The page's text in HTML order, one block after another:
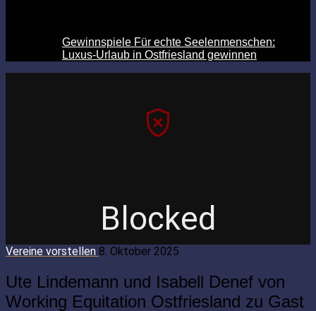
Gewinnspiele Für echte Seelenmenschen:
Luxus-Urlaub in Ostfriesland gewinnen
Vereine vorstellen 8. Oktober 2025
Ute Lindemann und Isabell Denef von
Working Equitation Ostfriesland zu Gast